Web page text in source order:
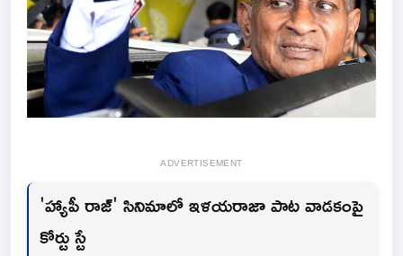
ADVERTISEMENT
'హ్యాపీ రాజ్' సినిమాలో ఇళయరాజా పాట వాడకంపై
కోర్టు స్టే